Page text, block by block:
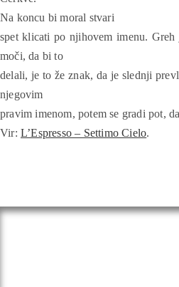
Na koncu bi moral stvari
spet klicati po njihovem imenu.
moči, da bi to
delali, je to že znak, da je slednji
njegovim
pravim imenom, potem se gradi pot,
Vir: L’Espresso – Settimo Cielo.